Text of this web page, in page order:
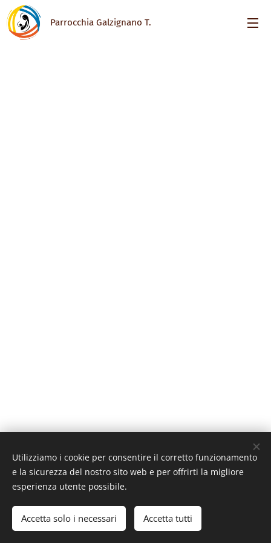
Parrocchia Galzignano T.
© 2020 Parrocchia S. M. ASSUNTA - Galzignano Terme
Cookies
Utilizziamo i cookie per consentire il corretto funzionamento
e la sicurezza del nostro sito web e per offrirti la migliore
esperienza utente possibile.
Accetta solo i necessari Accetta tutti